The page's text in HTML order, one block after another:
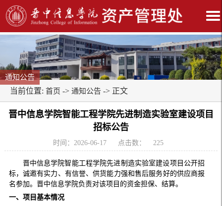
通知公告
当前位置: 首页 -> 通知公告 -> 正文
晋中信息学院智能工程学院先进制造实验室建设项目
招标公告
时间：2026-06-17 点击数： 225
晋中信息学院智能工程学院先进制造实验室建设项目公开招
标，诚邀有实力、有信誉、供货能力强和售后服务好的供应商报
名参加。晋中信息学院负责对该项目的资金担保、结算。
一、 项目 基本情况